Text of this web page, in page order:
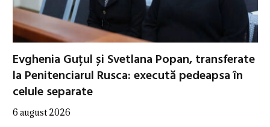
Evghenia Guțul și Svetlana Popan, transferate
la Penitenciarul Rusca: execută pedeapsa în
celule separate
6 august 2026